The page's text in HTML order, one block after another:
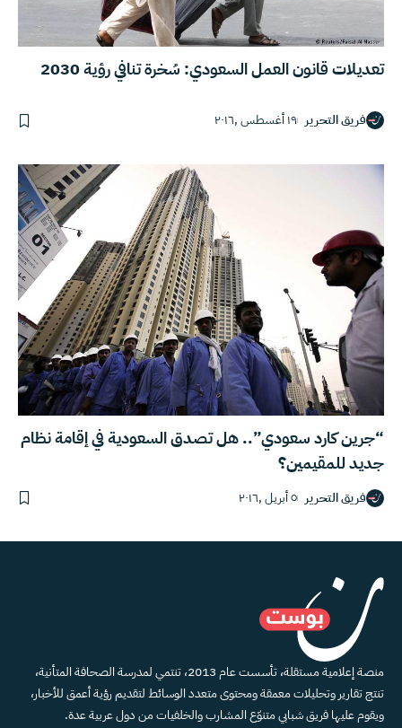
تعديلات قانون العمل السعودي: سُخرة تنافي رؤية 2030
فريق التحرير ١٩ أغسطس ,٢٠١٦
“جرين كارد سعودي”.. هل تصدق السعودية في إقامة نظام
جديد للمقيمين؟
فريق التحرير ٥ أبريل ,٢٠١٦
منصة إعلامية مستقلة، تأسست عام 2013، تنتمي لمدرسة الصحافة المتأنية،
تنتج تقارير وتحليلات معمقة ومحتوى متعدد الوسائط لتقديم رؤية أعمق للأخبار،
ويقوم عليها فريق شبابي متنوّع المشارب والخلفيات من دول عربية عدة.